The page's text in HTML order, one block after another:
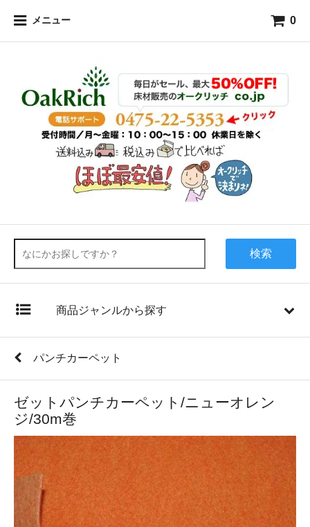
メニュー 0
検索
商品ジャンルから探す
パンチカーペット
ゼットパンチカーペット/ニューオレン
ジ/30m巻